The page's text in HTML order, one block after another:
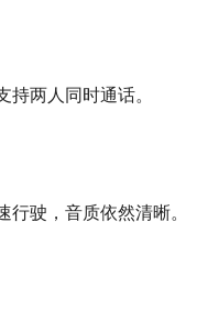
持两人同时通话。
行驶，音质依然清晰。